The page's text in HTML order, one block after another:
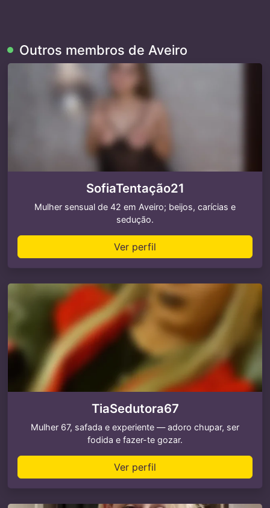
Outros membros de Aveiro
SofiaTentação21
Mulher sensual de 42 em Aveiro; beijos, carícias e
sedução.
Ver perfil
TiaSedutora67
Mulher 67, safada e experiente — adoro chupar, ser
fodida e fazer-te gozar.
Ver perfil